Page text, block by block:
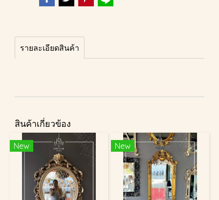
รายละเอียดสินค้า
สินค้าเกี่ยวข้อง
New New